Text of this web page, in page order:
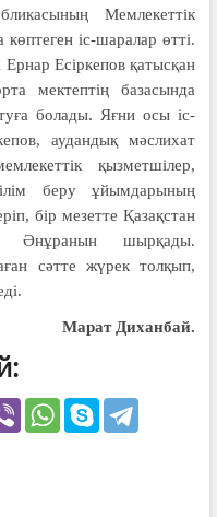
Мемлекеттік
іс-шаралар өтті.
Ернар Есіркепов қатысқан
мектептің базасында
болады. Яғни осы іс-
аудандық мәслихат
қызметшілер,
беру ұйымдарының
бір мезетте Қазақстан
Әнұранын шырқады.
сәтте жүрек толқып,
Марат Диханбай.